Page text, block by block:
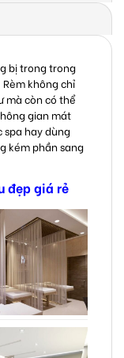
bị trong trong
không chỉ
mà còn có thể
gian mát
spa hay dùng
kém phần sang
đẹp giá rẻ